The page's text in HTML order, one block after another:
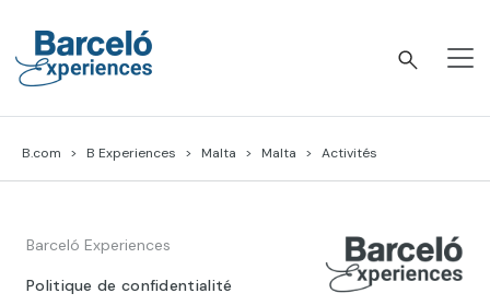
content
B.com B Experiences Malta Malta Activités
Barceló Experiences
Politique de confidentialité